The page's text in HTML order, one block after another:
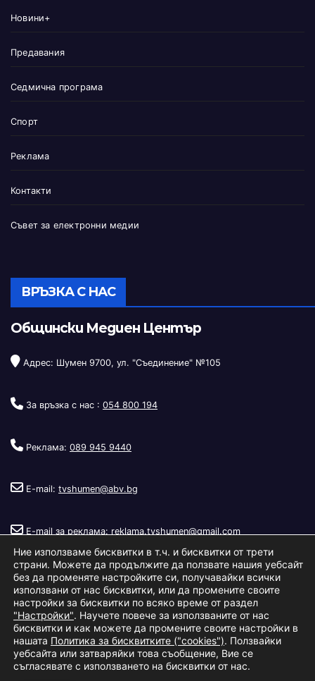
Новини+
Предавания
Седмична програма
Спорт
Реклама
Контакти
Съвет за електронни медии
ВРЪЗКА С НАС
Общински Медиен Център
Адрес: Шумен 9700, ул. "Съединение" №105
За връзка с нас : 054 800 194
Реклама: 089 945 9440
E-mail: tvshumen@abv.bg
E-mail за реклама: reklama.tvshumen@gmail.com
Copyright © 2026Телевизия Шумен.|Изработка: S.I.T Solutions
Ltd.
За насРекламаУсловия за ползване
Ние използваме бисквитки в т.ч. и бисквитки от трети
страни. Можете да продължите да ползвате нашия уебсайт
без да променяте настройките си, получавайки всички
използвани от нас бисквитки, или да промените своите
настройки за бисквитки по всяко време от раздел
"Настройки". Научете повече за използваните от нас
бисквитки и как можете да промените своите настройки в
нашата Политика за бисквитките ("cookies"). Ползвайки
уебсайта или затваряйки това съобщение, Вие се
съгласявате с използването на бисквитки от нас.